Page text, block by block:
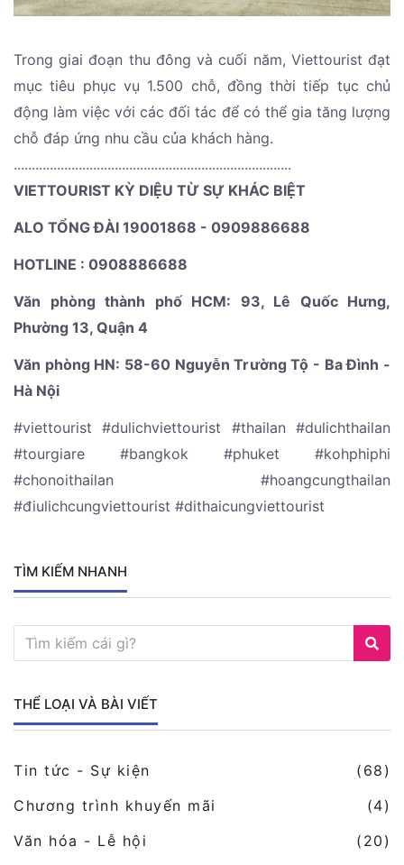
Trong giai đoạn thu đông và cuối năm, Viettourist đạt
mục tiêu phục vụ 1.500 chỗ, đồng thời tiếp tục chủ
động làm việc với các đối tác để có thể gia tăng lượng
chỗ đáp ứng nhu cầu của khách hàng.
.............................................................................
VIETTOURIST KỲ DIỆU TỪ SỰ KHÁC BIỆT
ALO TỔNG ĐÀI 19001868 - 0909886688
HOTLINE : 0908886688
Văn phòng thành phố HCM: 93, Lê Quốc Hưng,
Phường 13, Quận 4
Văn phòng HN: 58-60 Nguyễn Trường Tộ - Ba Đình -
Hà Nội
#viettourist #dulichviettourist #thailan #dulichthailan
#tourgiare #bangkok #phuket #kohphiphi
#chonoithailan #hoangcungthailan
#điulichcungviettourist #dithaicungviettourist
TÌM KIẾM NHANH
THỂ LOẠI VÀ BÀI VIẾT
Tin tức - Sự kiện
(68)
Chương trình khuyến mãi
(4)
Văn hóa - Lễ hội
(20)